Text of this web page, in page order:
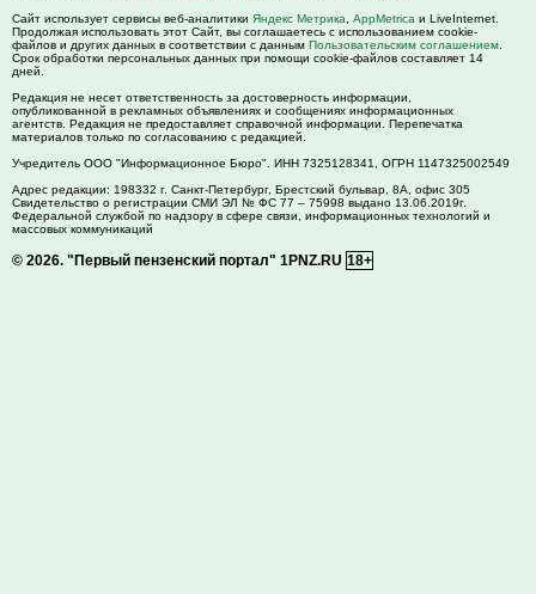
Сайт использует сервисы веб-аналитики Яндекс Метрика AppMetrica и LiveInternet.
Продолжая использовать этот Сайт, вы соглашаетесь с использованием cookie-
файлов и других данных в соответствии с данным Пользовательским соглашением
Срок обработки персональных данных при помощи cookie-файлов составляет 14
дней.
Редакция не несет ответственность за достоверность информации,
опубликованной в рекламных объявлениях и сообщениях информационных
агентств. Редакция не предоставляет справочной информации. Перепечатка
материалов только по согласованию с редакцией.
Учредитель ООО "Информационное Бюро". ИНН 7325128341, ОГРН 1147325002549
Адрес редакции: 198332 г. Санкт-Петербург, Брестский бульвар, 8А, офис 305
Свидетельство о регистрации СМИ ЭЛ № ФС 77 – 75998 выдано 13.06.2019г.
Федеральной службой по надзору в сфере связи, информационных технологий и
массовых коммуникаций
© 2026. "Первый пензенский портал" 1PNZ.RU 18+